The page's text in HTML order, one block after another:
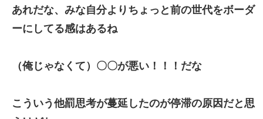
あれだな、みな自分よりちょっと前の世代をボーダ
ーにしてる感はあるね
（俺じゃなくて）〇〇が悪い！！！だな
こういう他罰思考が蔓延したのが停滞の原因だと思